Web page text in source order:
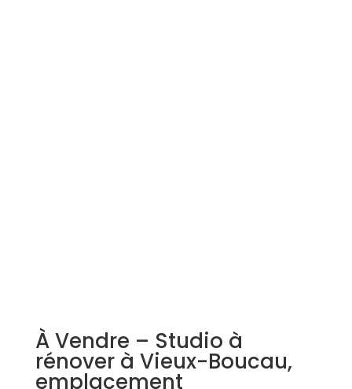
À Vendre – Studio à
rénover à Vieux-Boucau,
emplacement